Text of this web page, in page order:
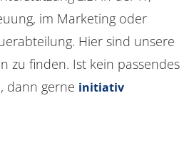
im Marketing oder
Hier sind unsere
zu finden. Ist kein passendes
dann gerne initiativ